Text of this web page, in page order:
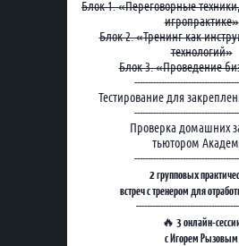
Блок 1. «Переговорные
игропрактике»
Блок 2. «Тренинг как
технологий»
Блок 3. «Проведение
Тестирование для
Проверка домашних
тьютором
2 групповых
встреч с тренером для
🔥 3 онлайн-
с Игорем Рызовым